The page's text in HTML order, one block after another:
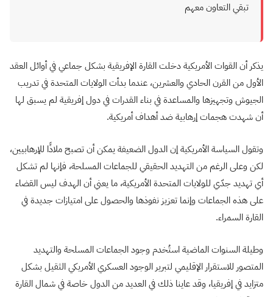
تبقي التعاون معهم
يذكر أن القوات الأمريكية دخلت القارة الإفريقية بشكل جماعي في أوائل العقد
الأول من القرن الحادي والعشرين، عندما بدأت الولايات المتحدة في تدريب
الجيوش وتجهيزها والمساعدة في بناء القدرات في دول إفريقية لم يسبق لها
أن شهدت هجمات إرهابية ضد أهداف أمريكية.
وتقول السياسة الأمريكية إن الدول الضعيفة يمكن أن تصبح ملاذًا للإرهابيين،
لكن وعلى الرغم من التهديد الحقيقي للجماعات المسلحة، فإنها لم تشكل
أي تهديد جدّي للولايات المتحدة الأمريكية، ما يعني أن الهدف ليس القضاء
على هذه الجماعات وإنما تعزيز نفوذها والحصول على امتيازات جديدة في
القارة السمراء.
وطيلة السنوات الماضية استُخدم وجود الجماعات المسلحة والتهديد
المتصور للاستقرار الإقليمي لتبرير الوجود العسكري الأمريكي الثقيل بشكل
متزايد في إفريقيا، وقد عاينا ذلك في العديد من الدول خاصة في شمال القارة